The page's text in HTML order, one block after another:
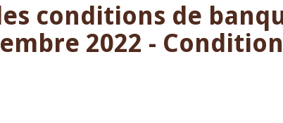
conditions de
2022 -